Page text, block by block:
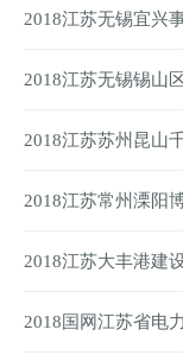
月15考试
2018江苏无锡宜兴
公告
2018江苏无锡锡山
公告
2018江苏苏州昆山
2018江苏常州溧阳
告
2018江苏大丰港建
2018国网江苏省电